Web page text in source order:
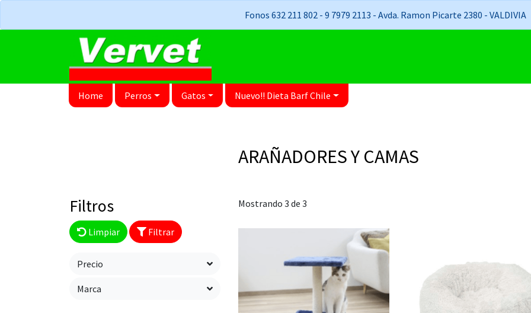
Fonos 632 211 802 - 9 7979 2113 - Avda. Ramon Picarte 2380 - VALDIVIA
Home Perros Gatos Nuevo!! Dieta Barf Chile
ARAÑADORES Y CAMAS
Filtros
Limpiar Filtrar
Precio
Marca
Mostrando 3 de 3